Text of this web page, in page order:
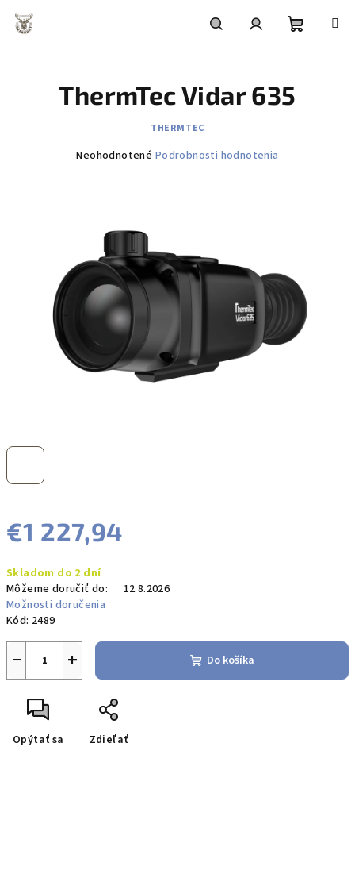
obsah
košík
€1 227,94
cena:
Skladom do 2 dní
Môžeme doručiť do:
12.8.2026
Možnosti doručenia
Kód: 2489
+
− Do košíka
Opýtať sa Zdieľať
ThermTec Vidar 635
THERMTEC
Priemerné
hviezdičiek.
Neohodnotené Podrobnosti hodnotenia